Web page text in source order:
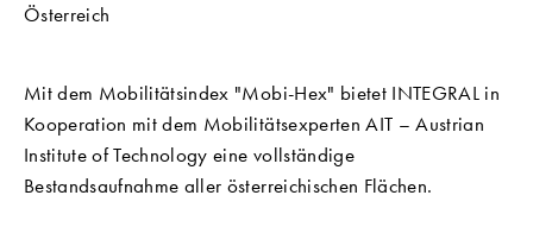
Österreich
Mit dem Mobilitätsindex "Mobi-Hex" bietet INTEGRAL in
Kooperation mit dem Mobilitätsexperten AIT – Austrian
Institute of Technology eine vollständige
Bestandsaufnahme aller österreichischen Flächen.